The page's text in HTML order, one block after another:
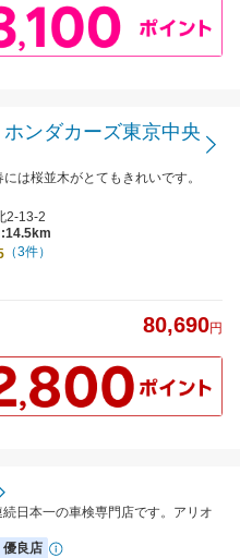
ホンダカーズ東京中央
は桜並木がとてもきれいです。
2-13-2
:14.5km
（3件）
80,690円
日本一の車検専門店です。アリオ
優良店